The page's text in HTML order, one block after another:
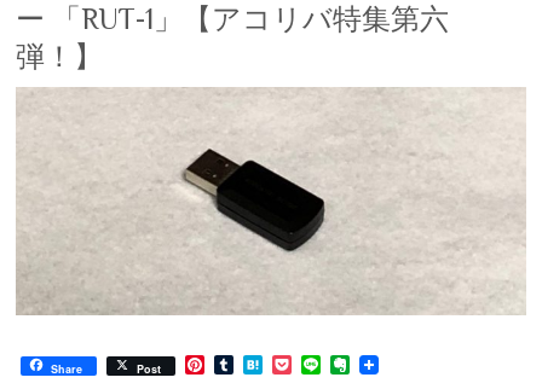
ー 「RUT-1」【アコリバ特集第六
弾！】
Share Post
P
T
H
P
L
E